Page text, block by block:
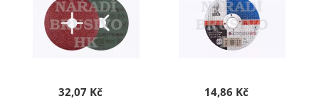
32,07 Kč 14,86 Kč